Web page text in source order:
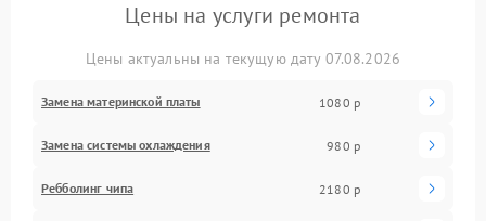
Цены на услуги ремонта
Цены актуальны на текущую дату 07.08.2026
Замена материнской платы 1080 р
Замена системы охлаждения 980 р
Ребболинг чипа 2180 р